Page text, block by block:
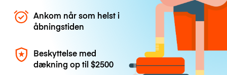
Ankom når som helst i
åbningstiden
Beskyttelse med
dækning op til$2500